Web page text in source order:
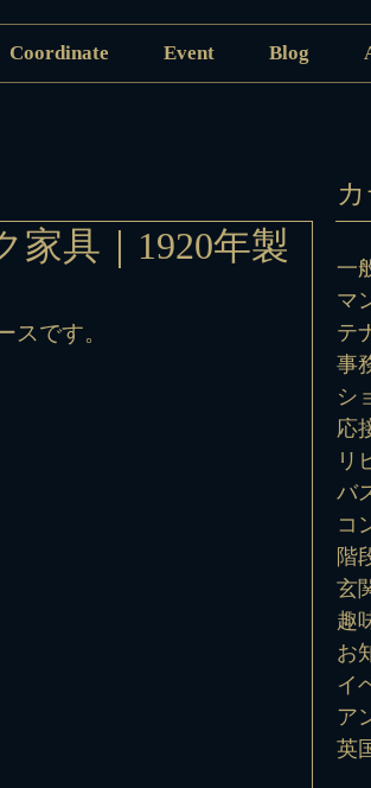
Coordinate Event Blog
具｜1920年製
スです。
一
マ
テ
事
シ
応
リ
バ
コ
階
玄
趣
お
イ
ア
英